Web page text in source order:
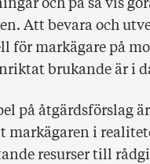
och på så vis
Att bevara och
för markägare på
brukande är i
på åtgärdsförslag
markägaren i
resurser till